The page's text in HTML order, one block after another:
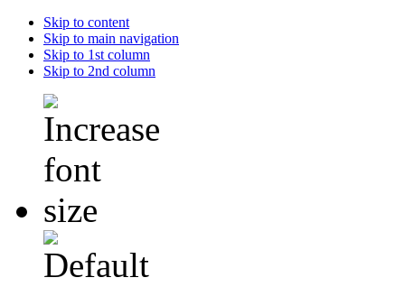
Skip to content
Skip to main navigation
Skip to 1st column
Skip to 2nd column